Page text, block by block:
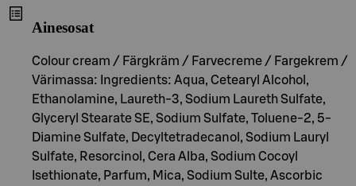
Ainesosat
Colour cream / Färgkräm / Farvecreme / Fargekrem /
Värimassa: Ingredients: Aqua, Cetearyl Alcohol,
Ethanolamine, Laureth-3, Sodium Laureth Sulfate,
Glyceryl Stearate SE, Sodium Sulfate, Toluene-2, 5-
Diamine Sulfate, Decyltetradecanol, Sodium Lauryl
Sulfate, Resorcinol, Cera Alba, Sodium Cocoyl
Isethionate, Parfum, Mica, Sodium Sulte, Ascorbic